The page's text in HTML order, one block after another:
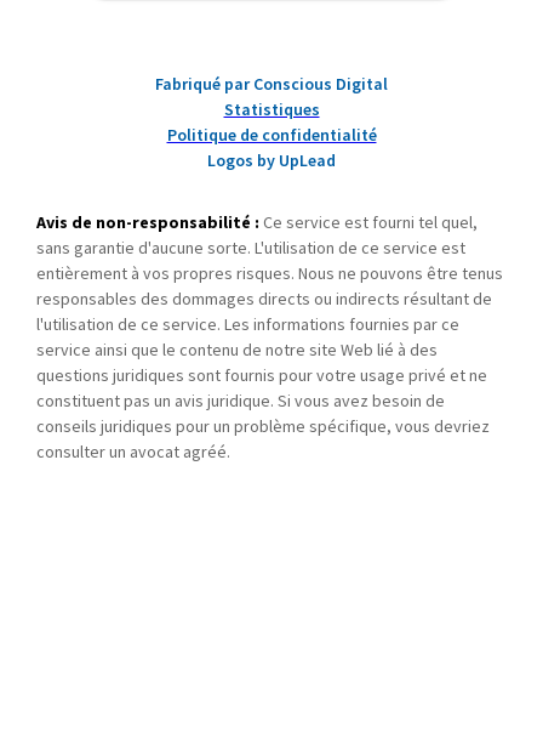
Fabriqué par Conscious Digital
Statistiques
Politique de confidentialité
Logos by UpLead
Avis de non-responsabilité : Ce service est fourni tel quel,
sans garantie d'aucune sorte. L'utilisation de ce service est
entièrement à vos propres risques. Nous ne pouvons être tenus
responsables des dommages directs ou indirects résultant de
l'utilisation de ce service. Les informations fournies par ce
service ainsi que le contenu de notre site Web lié à des
questions juridiques sont fournis pour votre usage privé et ne
constituent pas un avis juridique. Si vous avez besoin de
conseils juridiques pour un problème spécifique, vous devriez
consulter un avocat agréé.